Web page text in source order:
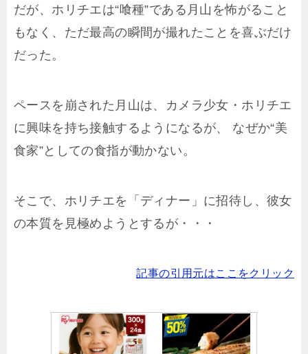
だが、ホリチエは“喰種”である月山を怖がること
もなく、ただ最高の瞬間が撮れたことを喜ぶだけ
だった。
ペースを崩された月山は、カメラ少女・ホリチエ
に興味を持ち接触するようになるが、 なぜか“美
食家”としての食指が動かない。
そこで、ホリチエを「ディナー」に招待し、彼女
の本質を見極めようとするが・・・
記事の引用元はここをクリック